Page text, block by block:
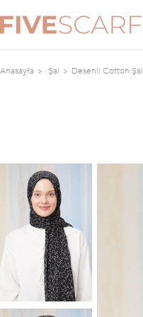
Anasayfa Şal Desenli Cotton Şal